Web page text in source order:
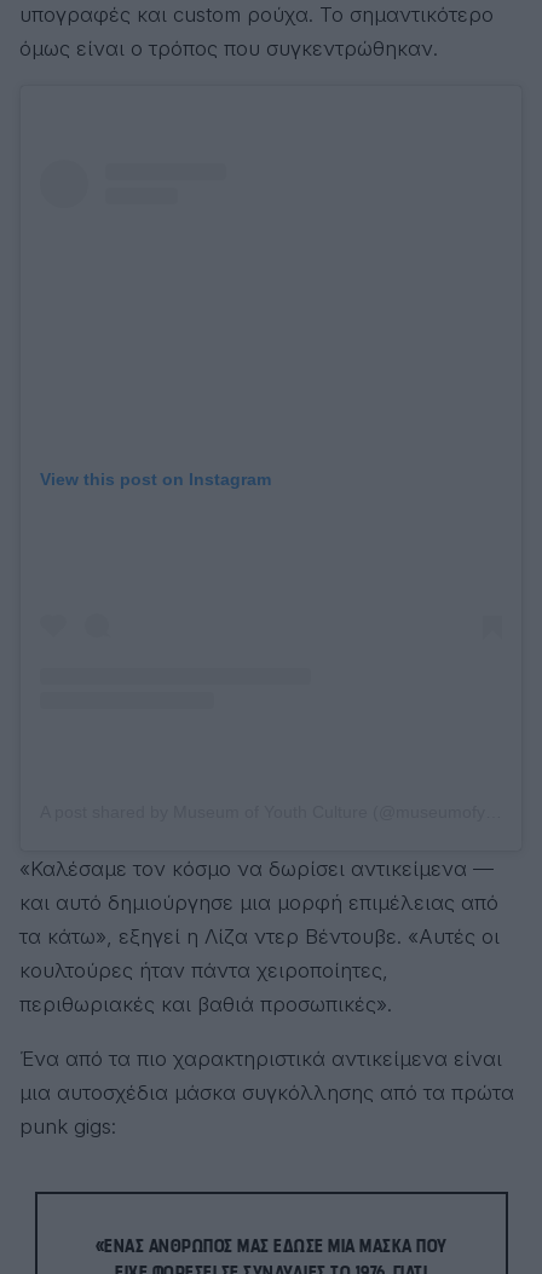
υπογραφές και custom ρούχα. Το σημαντικότερο
όμως είναι ο τρόπος που συγκεντρώθηκαν.
View this post on Instagram
«Καλέσαμε τον κόσμο να δωρίσει αντικείμενα —
και αυτό δημιούργησε μια μορφή επιμέλειας από
τα κάτω», εξηγεί η Λίζα ντερ Βέντουβε. «Αυτές οι
κουλτούρες ήταν πάντα χειροποίητες,
περιθωριακές και βαθιά προσωπικές».
Ένα από τα πιο χαρακτηριστικά αντικείμενα είναι
μια αυτοσχέδια μάσκα συγκόλλησης από τα πρώτα
punk gigs:
«ΈΝΑΣ ΆΝΘΡΩΠΟΣ ΜΆΣ ΈΔΩΣΕ ΜΙΑ ΜΆΣΚΑ ΠΟΥ